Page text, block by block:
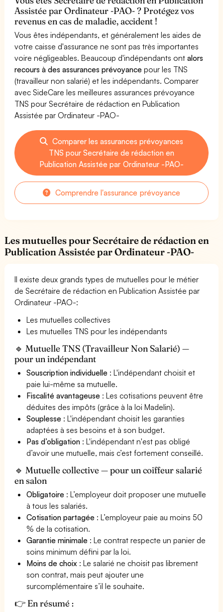
Assistée par Ordinateur -PAO- ? Protégez vos
revenus en cas de maladie, accident !
Vous êtes indépendants, et généralement les aides de
votre caisse d'assurance ne sont pas très importantes
voire négligeables. Beaucoup d'indépendants ontalors
recours à des assurances prévoyance pour les TNS
(travailleur non salarié) et les indépendants. Comparer
avec SideCare les meilleures assurances prévoyance
TNS pour Secrétaire de rédaction en Publication
Assistée par Ordinateur -PAO-
Comparer les assurances prévoyances
TNS pour Secrétaire de rédaction en
Publication Assistée par Ordinateur -PAO-
Comprendre l'assurance prévoyance
Les mutuelles pour Secrétaire de rédaction en
Publication Assistée par Ordinateur -PAO-
Il existe deux grands types de mutuelles pour le métier
de Secrétaire de rédaction en Publication Assistée par
Ordinateur -PAO-:
Les mutuelles collectives
Les mutuelles TNS pour les indépendants
🔹 Mutuelle TNS (Travailleur Non Salarié) —
pour un indépendant
Souscription individuelle : L'indépendant choisit et
paie lui-même sa mutuelle.
Fiscalité avantageuse : Les cotisations peuvent être
déduites des impôts (grâce à la loi Madelin).
Souplesse : L'indépendant choisit les garanties
adaptées à ses besoins et à son budget.
Pas d’obligation : L'indépendant n'est pas obligé
d’avoir une mutuelle, mais c’est fortement conseillé.
🔹 Mutuelle collective — pour un coiffeur salarié
en salon
Obligatoire : L’employeur doit proposer une mutuelle
à tous les salariés.
Cotisation partagée : L’employeur paie au moins 50
% de la cotisation.
Garantie minimale : Le contrat respecte un panier de
soins minimum défini par la loi.
Moins de choix : Le salarié ne choisit pas librement
son contrat, mais peut ajouter une
surcomplémentaire s’il le souhaite.
👉 En résumé :